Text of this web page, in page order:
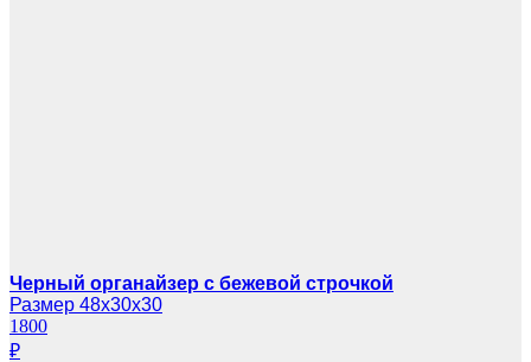
Черный органайзер с бежевой строчкой
Размер 48х30х30
1800
₽